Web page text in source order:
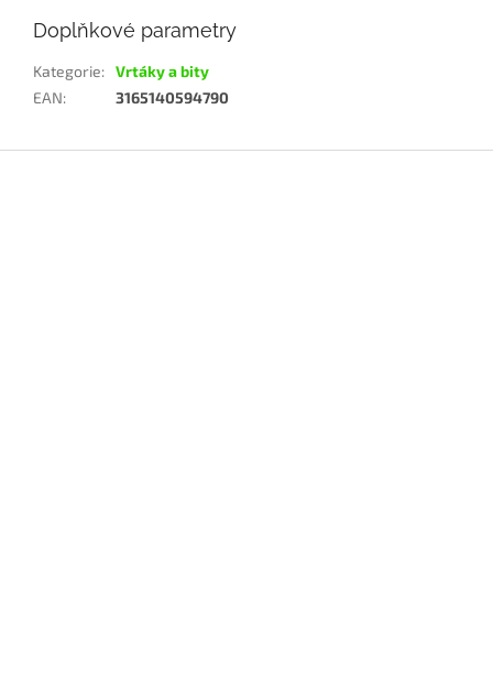
Doplňkové parametry
Kategorie: Vrtáky a bity
EAN: 3165140594790